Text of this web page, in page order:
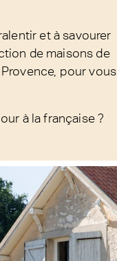
et à savourer
de maisons de
pour vous
à la française ?